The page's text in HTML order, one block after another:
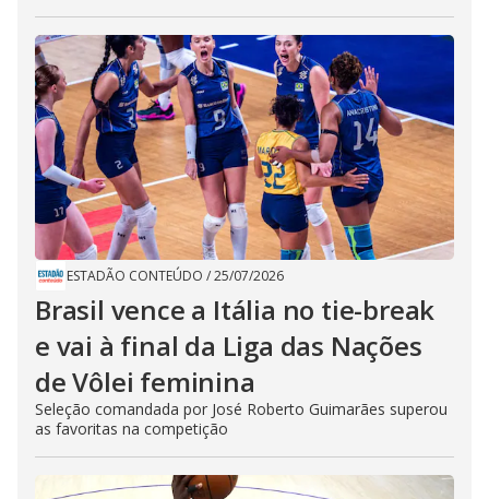
ESTADÃO CONTEÚDO /25/07/2026
Brasil vence a Itália no tie-break
e vai à final da Liga das Nações
de Vôlei feminina
Seleção comandada por José Roberto Guimarães superou
as favoritas na competição